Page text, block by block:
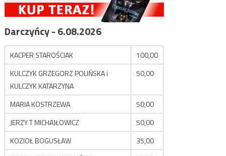
Darczyńcy - 6.08.2026
KACPER STAROŚCIAK
100,00
KULCZYK GRZEGORZ POLIŃSKA i
KULCZYK KATARZYNA
50,00
MARIA KOSTRZEWA
50,00
JERZY T MICHAJŁOWICZ
50,00
KOZIOŁ BOGUSŁAW
35,00